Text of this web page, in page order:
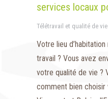
services locaux
Télétravail et qualité de vie
Votre lieu
travail ? Vous avez
votre qualité de vie ?
comment bien choisir